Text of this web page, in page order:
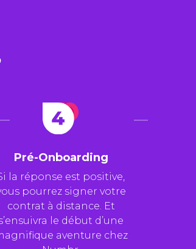
Pré-Onboarding
la réponse est positive,
pourrez signer votre
contrat à distance. Et
le début d’une
aventure chez